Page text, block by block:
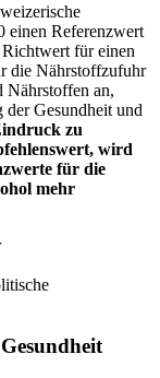
einen Referenzwert
für einen
die Nährstoffzufuhr
Nährstoffen an,
Gesundheit und
zu
wird
für die
mehr